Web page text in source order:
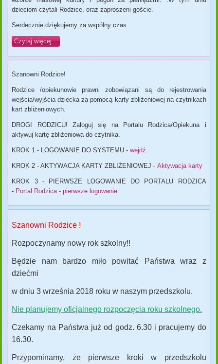
dzieciom czytali Rodzice, oraz zaproszeni goście.
Serdecznie dziękujemy za wspólny czas.
Czytaj więcej...
Szanowni Rodzice!
Rodzice /opiekunowie prawni zobowiązani są do rejestrowania
wejścia/wyjścia dziecka za pomocą karty zbliżeniowej na czytnikach
kart zbliżeniowych.
DROGI RODZICU!Zaloguj się na Portalu Rodzica/Opiekuna i
aktywuj kartę zbliżeniową do czytnika.
KROK 1 - LOGOWANIE DO SYSTEMU -wejdź
KROK 2 -AKTYWACJA KARTY ZBLIŻENIOWEJ -Aktywacja karty
KROK 3 -
PIERWSZE LOGOWANIE DO PORTALU RODZICA
- Portal Rodzica - pierwsze logowanie
Szanowni Rodzice !
Rozpoczynamy nowy rok szkolny!!
Będzie nam bardzo miło powitać Państwa wraz z
dziećmi
w dniu 3 września 2018 roku w naszym przedszkolu.
Nie planujemy oficjalnego rozpoczęcia roku szkolnego.
Czekamy na Państwa już od godz. 6.30 i pracujemy do
16.30.
Przypominamy, że pierwsze kroki w przedszkolu